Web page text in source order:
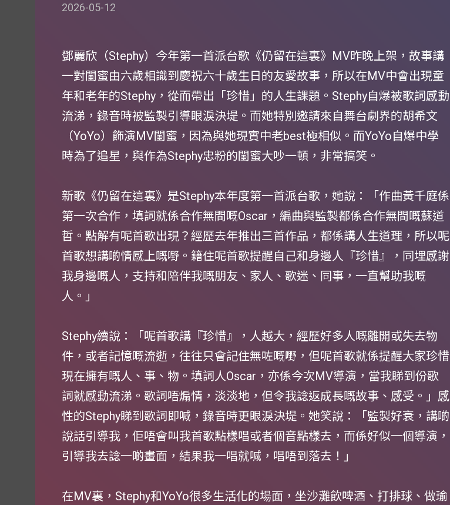
2026-05-12
鄧麗欣（Stephy）今年第一首派台歌《仍留在這裏》MV昨晚上架，故事講
一對閨蜜由六歲相識到慶祝六十歲生日的友愛故事，所以在MV中會出現童
年和老年的Stephy，從而帶出「珍惜」的人生課題。Stephy自爆被歌詞感動
流涕，錄音時被監製引導眼淚決堤。而她特別邀請來自舞台劇界的胡希文
（YoYo）飾演MV閨蜜，因為與她現實中老best極相似。而YoYo自爆中學
時為了追星，與作為Stephy忠粉的閨蜜大吵一頓，非常搞笑。
新歌《仍留在這裏》是Stephy本年度第一首派台歌，她說：「作曲黃千庭係
第一次合作，填詞就係合作無間嘅Oscar，編曲與監製都係合作無間嘅蘇道
哲。點解有呢首歌出現？經歷去年推出三首作品，都係講人生道理，所以呢
首歌想講啲情感上嘅嘢。籍住呢首歌提醒自己和身邊人『珍惜』，同埋感謝
我身邊嘅人，支持和陪伴我嘅朋友、家人、歌迷、同事，一直幫助我嘅
人。」
Stephy續說：「呢首歌講『珍惜』，人越大，經歷好多人嘅離開或失去物
件，或者記憶嘅流逝，往往只會記住無咗嘅嘢，但呢首歌就係提醒大家珍惜
現在擁有嘅人、事、物。填詞人Oscar，亦係今次MV導演，當我睇到份歌
詞就感動流涕。歌詞唔煽情，淡淡地，但令我諗返成長嘅故事、感受。」感
性的Stephy睇到歌詞即喊，錄音時更眼淚決堤。她笑說：「監製好衰，講啲
說話引導我，佢唔會叫我首歌點樣唱或者個音點樣去，而係好似一個導演，
引導我去諗一啲畫面，結果我一唱就喊，唱唔到落去！」
在MV裏，Stephy和YoYo很多生活化的場面，坐沙灘飲啤酒、打排球、做瑜